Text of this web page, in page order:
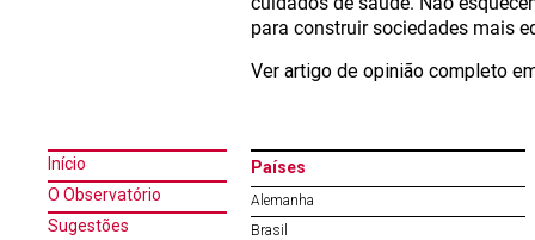
para construir sociedades mais
Ver artigo de opinião completo
Início
O Observatório
Sugestões
Países
Alemanha
Brasil